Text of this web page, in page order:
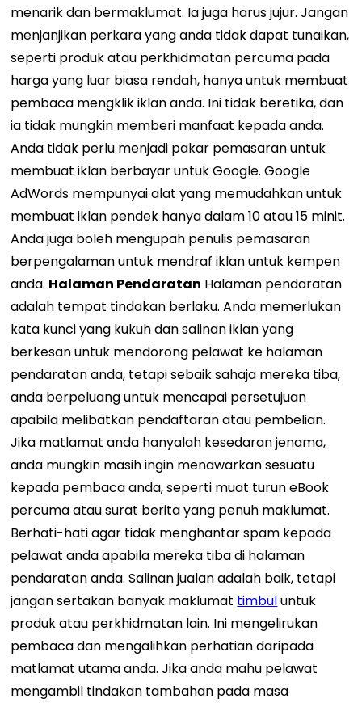
menarik dan bermaklumat. Ia juga harus jujur. Jangan
menjanjikan perkara yang anda tidak dapat tunaikan,
seperti produk atau perkhidmatan percuma pada
harga yang luar biasa rendah, hanya untuk membuat
pembaca mengklik iklan anda. Ini tidak beretika, dan
ia tidak mungkin memberi manfaat kepada anda.
Anda tidak perlu menjadi pakar pemasaran untuk
membuat iklan berbayar untuk Google. Google
AdWords mempunyai alat yang memudahkan untuk
membuat iklan pendek hanya dalam 10 atau 15 minit.
Anda juga boleh mengupah penulis pemasaran
berpengalaman untuk mendraf iklan untuk kempen
anda. Halaman Pendaratan Halaman pendaratan
adalah tempat tindakan berlaku. Anda memerlukan
kata kunci yang kukuh dan salinan iklan yang
berkesan untuk mendorong pelawat ke halaman
pendaratan anda, tetapi sebaik sahaja mereka tiba,
anda berpeluang untuk mencapai persetujuan
apabila melibatkan pendaftaran atau pembelian.
Jika matlamat anda hanyalah kesedaran jenama,
anda mungkin masih ingin menawarkan sesuatu
kepada pembaca anda, seperti muat turun eBook
percuma atau surat berita yang penuh maklumat.
Berhati-hati agar tidak menghantar spam kepada
pelawat anda apabila mereka tiba di halaman
pendaratan anda. Salinan jualan adalah baik, tetapi
jangan sertakan banyak maklumat timbuluntuk
produk atau perkhidmatan lain. Ini mengelirukan
pembaca dan mengalihkan perhatian daripada
matlamat utama anda. Jika anda mahu pelawat
mengambil tindakan tambahan pada masa